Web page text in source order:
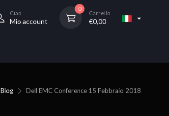
Ciao
Mio account
0
Carrello
€0,00
Blog Dell EMC Conference 15 Febbraio 2018